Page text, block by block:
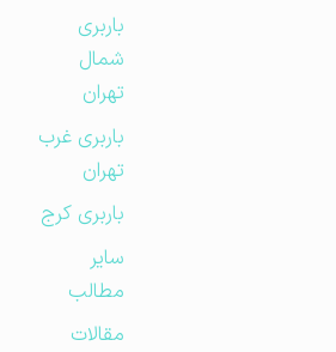
باربری
شمال
تهران
باربری غرب
تهران
باربری کرج
مطالب
مقالات